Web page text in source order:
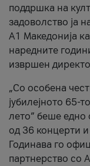
поддршка на
задоволство ја
A1 Македонија
наредните
извршен
„Со особена
јубилејното 65-
лето” беше едно
од 36 концерти
Годинава го
партнерство со